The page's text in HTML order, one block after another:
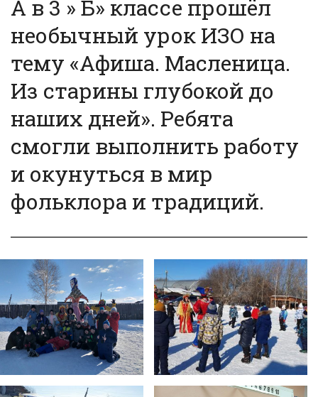
А в 3 » Б» классе прошёл
необычный урок ИЗО на
тему «Афиша. Масленица.
Из старины глубокой до
наших дней». Ребята
смогли выполнить работу
и окунуться в мир
фольклора и традиций.